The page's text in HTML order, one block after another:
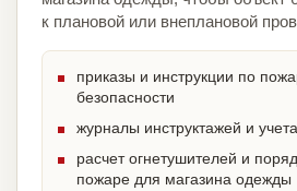
к плановой или внеплановой
приказы и инструкции по
безопасности
журналы инструктажей и
расчет огнетушителей и
пожаре для магазина одежды